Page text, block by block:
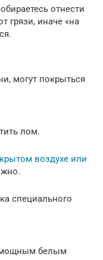
отнести
грязи, иначе «на
могут покрыться
лом.
воздухе или
специального
мощным белым